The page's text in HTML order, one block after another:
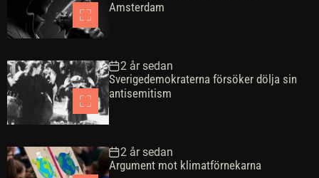
Amsterdam
2 år sedan
Sverigedemokraterna försöker dölja sin
antisemitism
2 år sedan
Argument mot klimatförnekarna